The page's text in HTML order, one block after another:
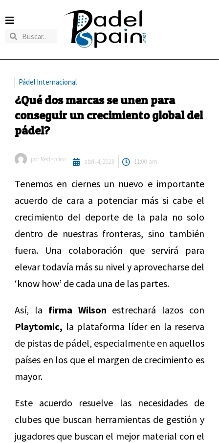
Pádel Internacional
¿Qué dos marcas se unen para
conseguir un crecimiento global del
pádel?
por Redaccion abril 4, 2023 11:00 am
Tenemos en ciernes un nuevo e importante
acuerdo de cara a potenciar más si cabe el
crecimiento del deporte de la pala no solo
dentro de nuestras fronteras, sino también
fuera. Una colaboración que servirá para
elevar todavía más su nivel y aprovecharse del
‘know how’ de cada una de las partes.
Así, la firma Wilson estrechará lazos con
Playtomic, la plataforma líder en la reserva
de pistas de pádel, especialmente en aquellos
países en los que el margen de crecimiento es
mayor.
Este acuerdo resuelve las necesidades de
clubes que buscan herramientas de gestión y
jugadores que buscan el mejor material con el